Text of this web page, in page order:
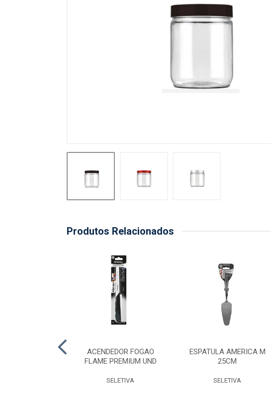
Produtos Relacionados
ACENDEDOR FOGAO
FLAME PREMIUM UND
SELETIVA
ESPATULA AMERICA M
25CM
SELETIVA